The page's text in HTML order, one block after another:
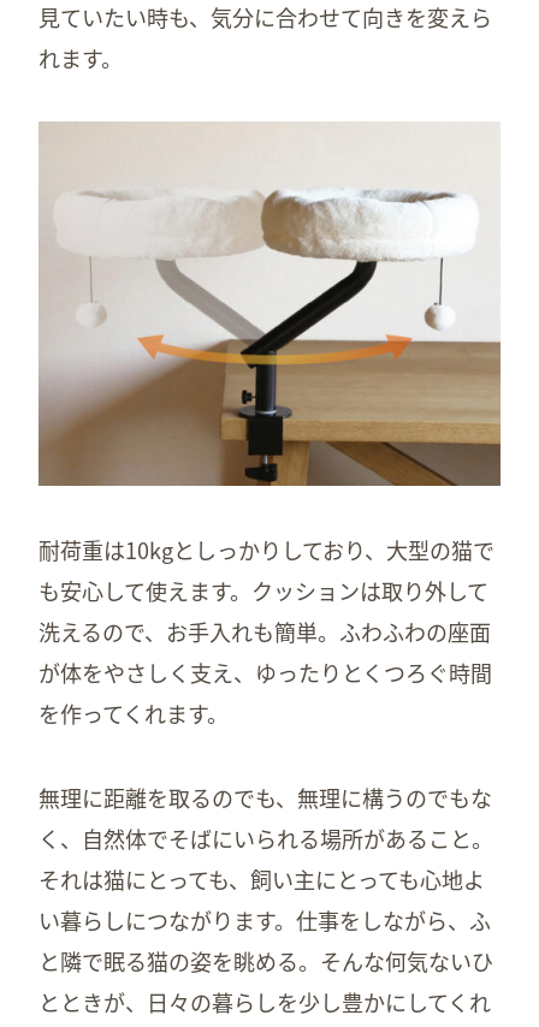
見ていたい時も、気分に合わせて向きを変えら
れます。
耐荷重は10kgとしっかりしており、大型の猫で
も安心して使えます。クッションは取り外して
洗えるので、お手入れも簡単。ふわふわの座面
が体をやさしく支え、ゆったりとくつろぐ時間
を作ってくれます。
無理に距離を取るのでも、無理に構うのでもな
く、自然体でそばにいられる場所があること。
それは猫にとっても、飼い主にとっても心地よ
い暮らしにつながります。仕事をしながら、ふ
と隣で眠る猫の姿を眺める。そんな何気ないひ
とときが、日々の暮らしを少し豊かにしてくれ